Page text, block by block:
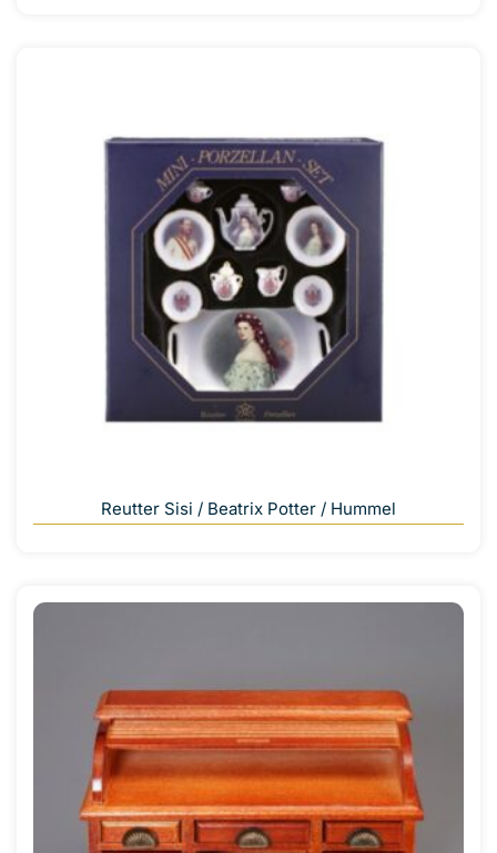
Reutter Sisi / Beatrix Potter / Hummel